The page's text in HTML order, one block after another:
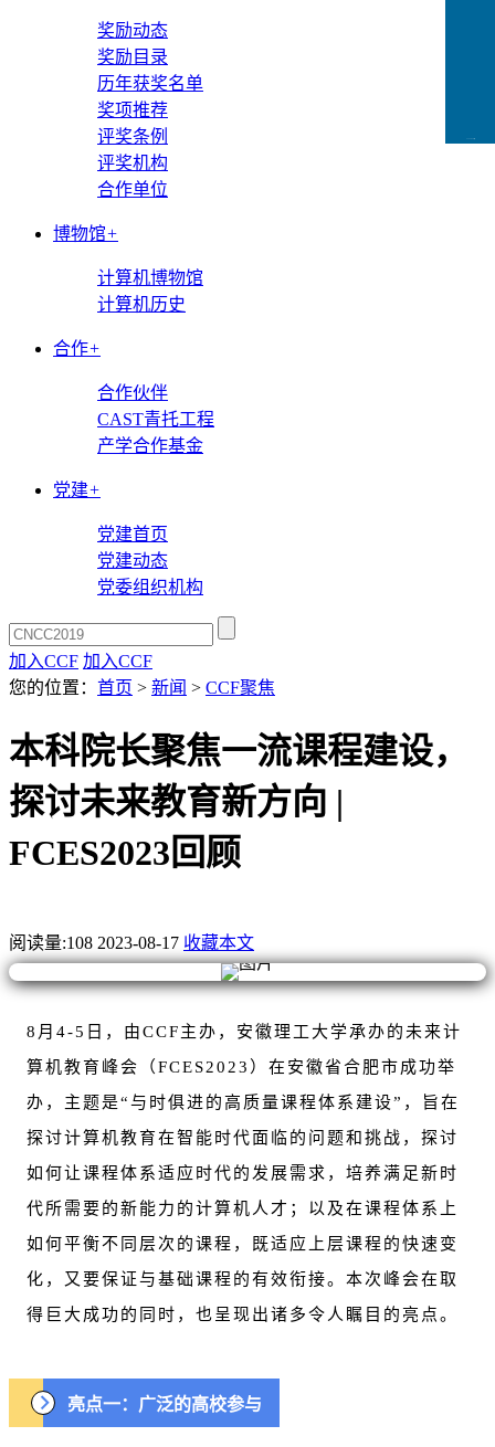
奖励动态
奖励目录
历年获奖名单
奖项推荐
评奖条例
评奖机构
合作单位
博物馆+
计算机博物馆
计算机历史
合作+
合作伙伴
CAST青托工程
产学合作基金
党建+
党建首页
党建动态
党委组织机构
加入CCF 加入CCF
您的位置： 首页 > 新闻 > CCF聚焦
本科院长聚焦一流课程建设，
探讨未来教育新方向 |
FCES2023回顾
阅读量:108 2023-08-17 收藏本文
8月4-5日，由CCF主办，安徽理工大学承办的未来计
算机教育峰会（FCES2023）在安徽省合肥市成功举
办，主题是“与时俱进的高质量课程体系建设”，旨在
探讨计算机教育在智能时代面临的问题和挑战，探讨
如何让课程体系适应时代的发展需求，培养满足新时
代所需要的新能力的计算机人才；以及在课程体系上
如何平衡不同层次的课程，既适应上层课程的快速变
化，又要保证与基础课程的有效衔接。本次峰会在取
得巨大成功的同时，也呈现出诸多令人瞩目的亮点。
亮点一：广泛的高校参与